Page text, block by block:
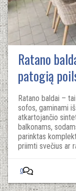
Ratano
patogią
Ratano baldai –
sofos, gaminami
atkartojančio
balkonams,
parinktas
priimti svečius ar
0